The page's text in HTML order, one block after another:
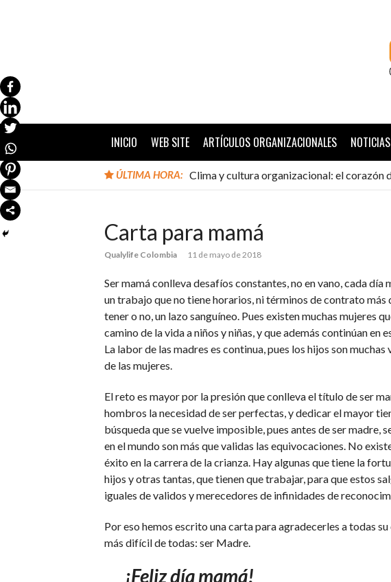
INICIO WEB SITE ARTÍCULOS ORGANIZACIONALES
ÚLTIMA HORA: Clima y cultura organizacional: el corazón
Carta para mamá
Qualylife Colombia 11 de mayo de 2018
Ser mamá conlleva desafíos constantes, no en vano, cada día
un trabajo que no tiene horarios, ni términos de contrato más
tener o no, un lazo sanguíneo. Pues existen muchas mujeres
camino de la vida a niños y niñas, y que además continúan en
La labor de las madres es continua, pues los hijos son
de las mujeres.
El reto es mayor por la presión que conlleva el título de ser
hombros la necesidad de ser perfectas, y dedicar el mayor
búsqueda que se vuelve imposible, pues antes de ser madre,
en el mundo son más que validas las equivocaciones. No
éxito en la carrera de la crianza. Hay algunas que tiene la
hijos y otras tantas, que tienen que trabajar, para que estos
iguales de validos y merecedores de infinidades de
Por eso hemos escrito una carta para agradecerles a todas
más difícil de todas: ser Madre.
¡Feliz día mamá!